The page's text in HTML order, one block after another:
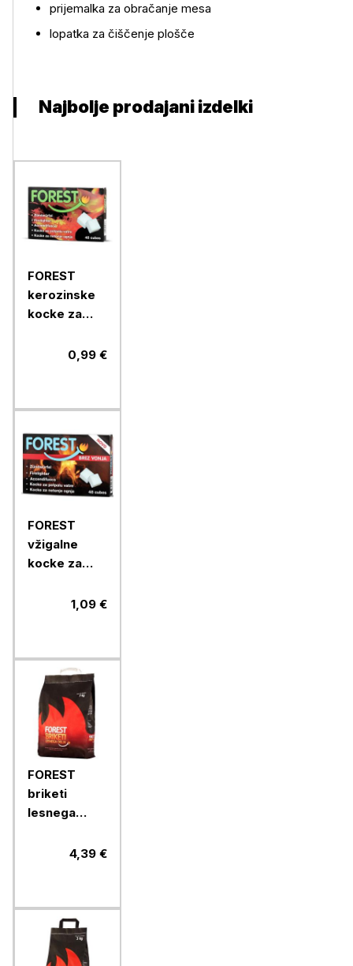
prijemalka za obračanje mesa
lopatka za čiščenje plošče
Najbolje prodajani izdelki
FOREST
kerozinske
kocke za
0,99 €
FOREST
vžigalne
kocke za
ognja brez
1,09 €
FOREST
briketi
lesnega
4,39 €